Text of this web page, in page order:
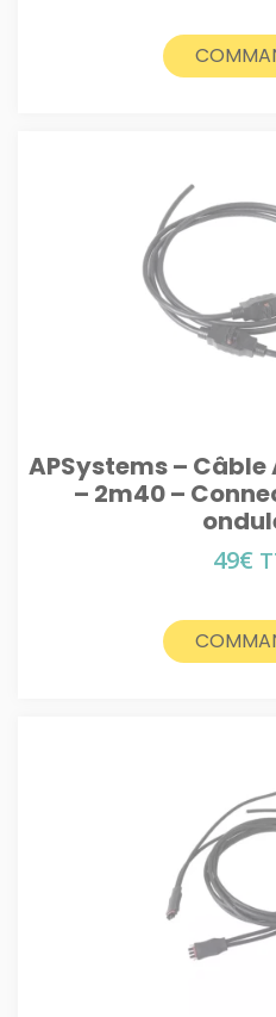
APSystems – Câble
– 2m40 –
49€